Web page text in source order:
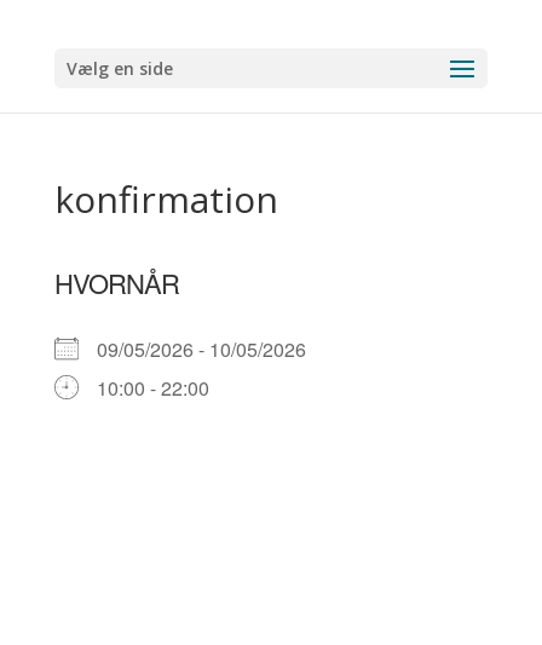
Vælg en side
konfirmation
HVORNÅR
09/05/2026 - 10/05/2026
10:00 - 22:00